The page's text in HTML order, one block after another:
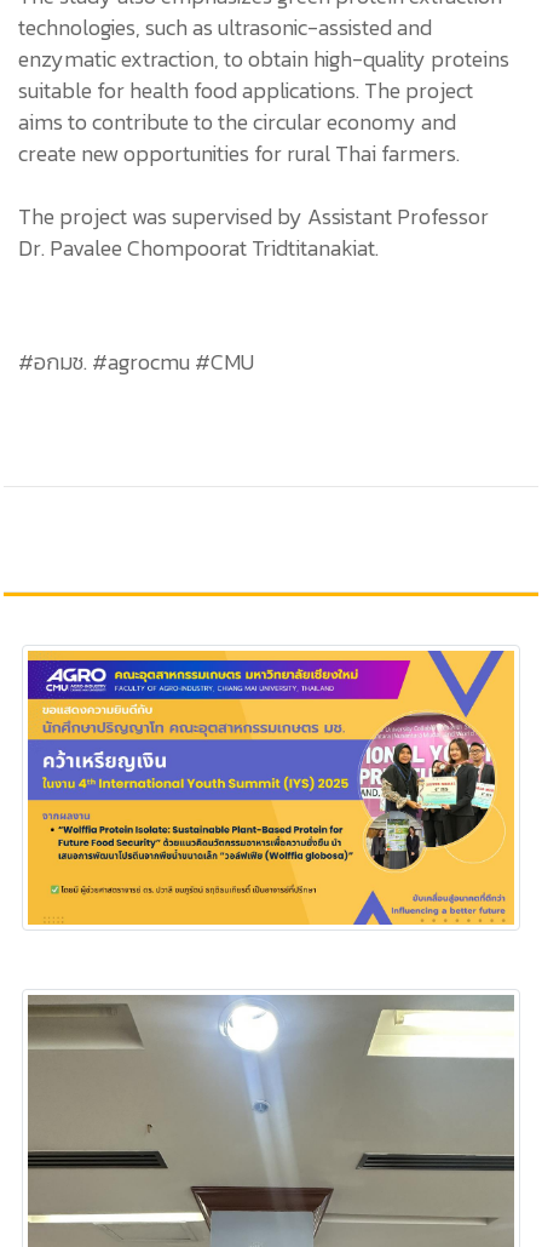
technologies, such as ultrasonic-assisted and
enzymatic extraction, to obtain high-quality proteins
suitable for health food applications. The project
aims to contribute to the circular economy and
create new opportunities for rural Thai farmers.
The project was supervised by Assistant Professor
Dr. Pavalee Chompoorat Tridtitanakiat.
#อกมช. #agrocmu #CMU